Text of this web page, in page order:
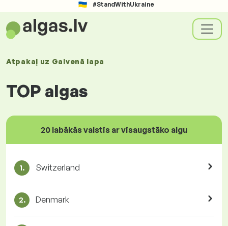
#StandWithUkraine
Atpakaļ uz Galvenā lapa
TOP algas
20 labākās valstis ar visaugstāko algu
1. Switzerland
2. Denmark